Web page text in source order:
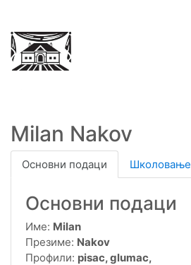
Milan Nakov
Основни подаци Школовање
Основни подаци
Име: Milan
Презиме: Nakov
Профили: pisac, glumac,